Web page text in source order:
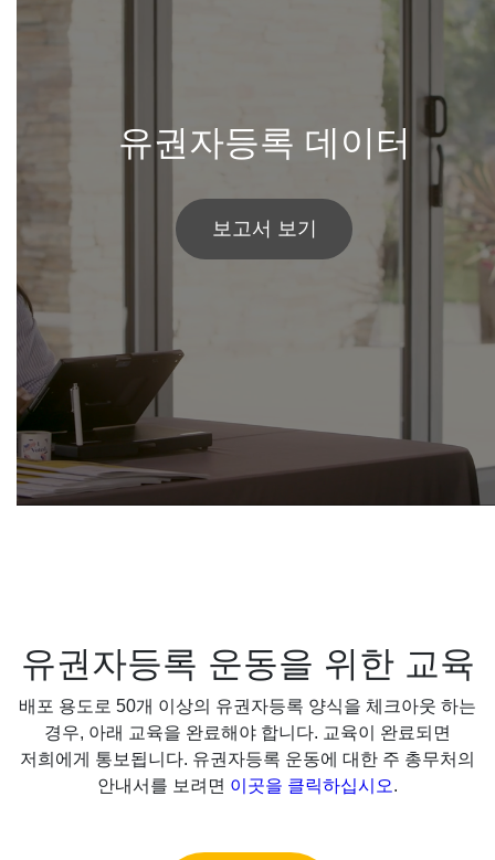
유권자등록 데이터
보고서 보기
유권자등록 운동을 위한 교육
배포 용도로 50개 이상의 유권자등록 양식을 체크아웃 하는
경우, 아래 교육을 완료해야 합니다. 교육이 완료되면
저희에게 통보됩니다. 유권자등록 운동에 대한 주 총무처의
안내서를 보려면 이곳을 클릭하십시오.